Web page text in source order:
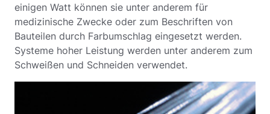
einigen Watt können sie unter anderem für
medizinische Zwecke oder zum Beschriften von
Bauteilen durch Farbumschlag eingesetzt werden.
Systeme hoher Leistung werden unter anderem zum
Schweißen und Schneiden verwendet.